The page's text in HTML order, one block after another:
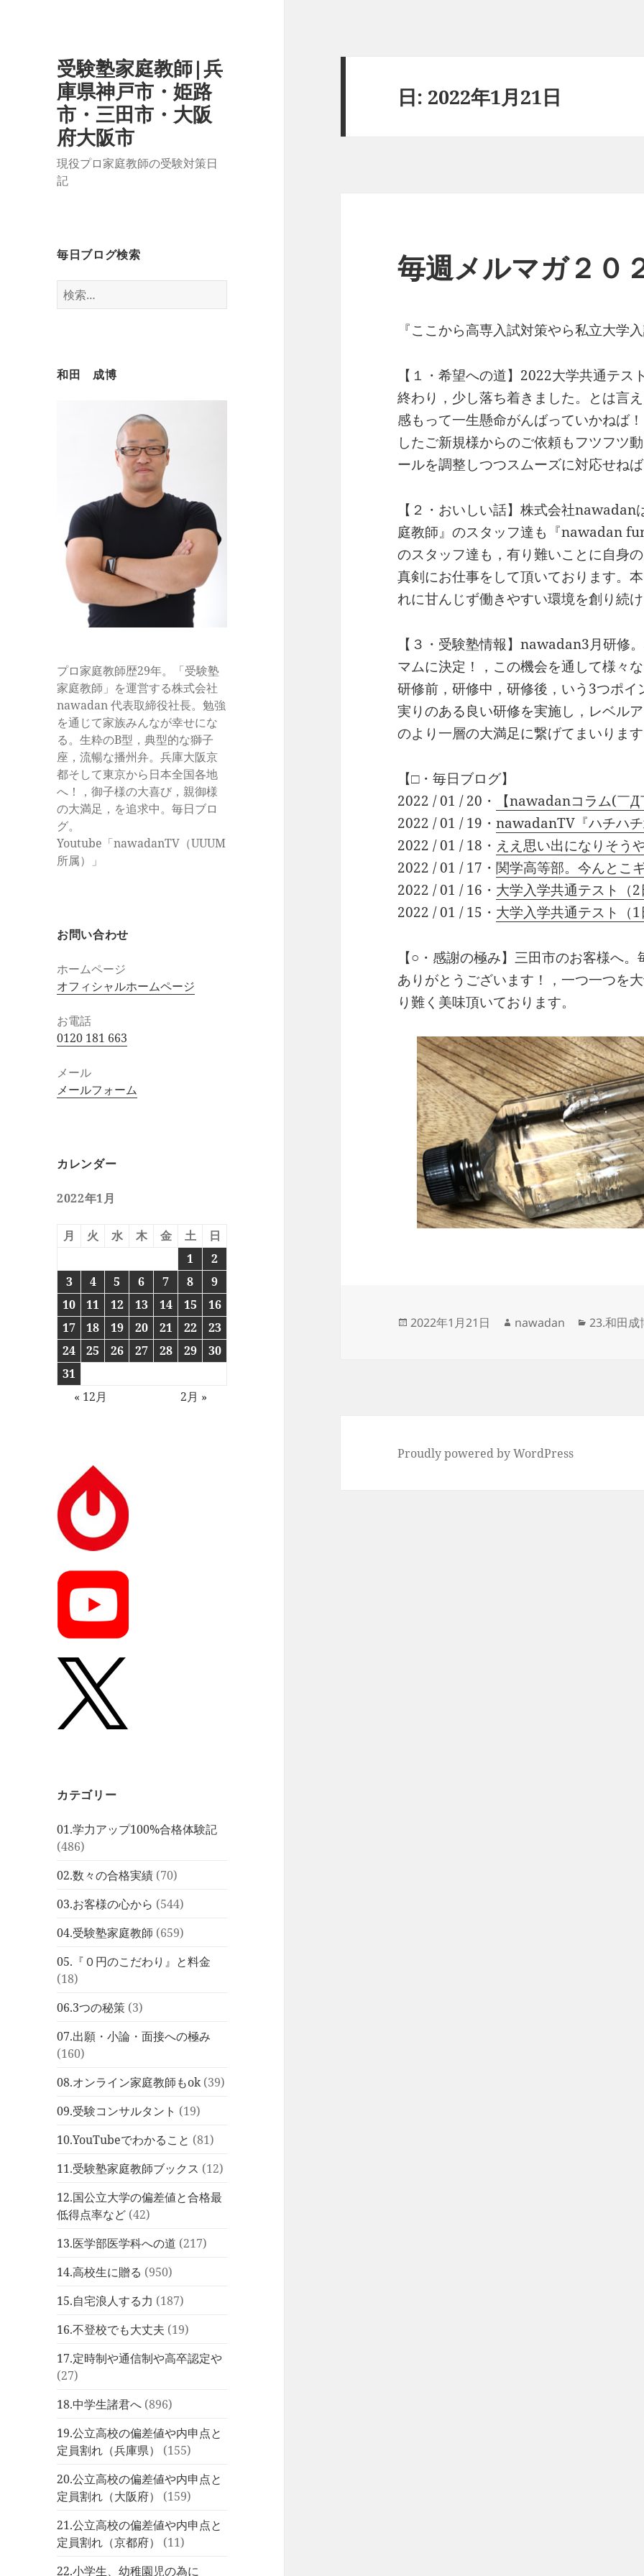
受験塾家庭教師|兵
庫県神戸市・姫路
市・三田市・大阪
府大阪市
現役プロ家庭教師の受験対策日
記
毎日ブログ検索
検
索:
和田 成博
プロ家庭教師歴29年。「受験塾
家庭教師」を運営する株式会社
nawadan 代表取締役社長。勉強
を通じて家族みんなが幸せにな
る。生粋のB型，典型的な獅子
座，流暢な播州弁。兵庫大阪京
都そして東京から日本全国各地
へ！，御子様の大喜び，親御様
の大満足，を追求中。毎日ブロ
グ。
Youtube「nawadanTV（UUUM
所属）」
お問い合わせ
ホームページ
オフィシャルホームページ
お電話
0120 181 663
メール
メールフォーム
カレンダー
2022年1月
月 火 水 木 金 土
日
1
2
3
4 5 6 7 8
9
10
11 12 13 14 15
16
17
18 19 20 21 22
23
24
25 26 27 28 29
30
31
« 12月
2月 »
カテゴリー
01.学力アップ100%合格体験記
(486)
02.数々の合格実績 (70)
03.お客様の心から (544)
04.受験塾家庭教師 (659)
05.『０円のこだわり』と料金
(18)
06.3つの秘策 (3)
07.出願・小論・面接への極み
(160)
08.オンライン家庭教師もok(39)
09.受験コンサルタント (19)
10.YouTubeでわかること (81)
11.受験塾家庭教師ブックス (12)
12.国公立大学の偏差値と合格最
低得点率など (42)
13.医学部医学科への道 (217)
14.高校生に贈る (950)
15.自宅浪人する力 (187)
16.不登校でも大丈夫 (19)
17.定時制や通信制や高卒認定や
(27)
18.中学生諸君へ (896)
19.公立高校の偏差値や内申点と
定員割れ（兵庫県）
(155)
20.公立高校の偏差値や内申点と
定員割れ（大阪府）
(159)
21.公立高校の偏差値や内申点と
定員割れ（京都府）
(11)
22.小学生、幼稚園児の為に
日: 2022年1月21日
毎週メルマガ２０
『ここから高専入試対策やら私立大学
【１・希望への道】2022大学共通テ
終わり，少し落ち着きました。とは言
感もって一生懸命がんばっていかねば
したご新規様からのご依頼もフツフツ
ールを調整しつつスムーズに対応せねば
【２・おいしい話】株式会社
庭教師』のスタッフ達も『nawadan
のスタッフ達も，有り難いことに自身
真剣にお仕事をして頂いております。
れに甘んじず働きやすい環境を創り続け
【３・受験塾情報】nawadan3月研修
マムに決定！，この機会を通して様々
研修前，研修中，研修後，いう3つポイ
実りのある良い研修を実施し，レベル
のより一層の大満足に繋げてまいります
【□・毎日ブログ】
2022 / 01 / 20・
【nawadanコラム(￣
2022 / 01 / 19・nawadanTV『ハチハチ
2022 / 01 / 18・ ええ思い出になりそう
2022 / 01 / 17・関学高等部。今んとこ
2022 / 01 / 16・ 大学入学共通テスト（2
2022 / 01 / 15・ 大学入学共通テスト（1
【○・感謝の極み】三田市のお客様へ
ありがとうございます！，一つ一つを
り難く美味頂いております。
投
2022年1月21日
作
nawadan
カ
23.和田
Proudly powered by WordPress